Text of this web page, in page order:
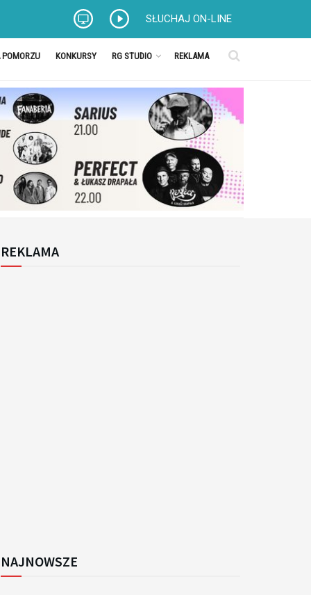
SŁUCHAJ ON-LINE
KONKURSY RG STUDIO REKLAMA
REKLAMA
NAJNOWSZE